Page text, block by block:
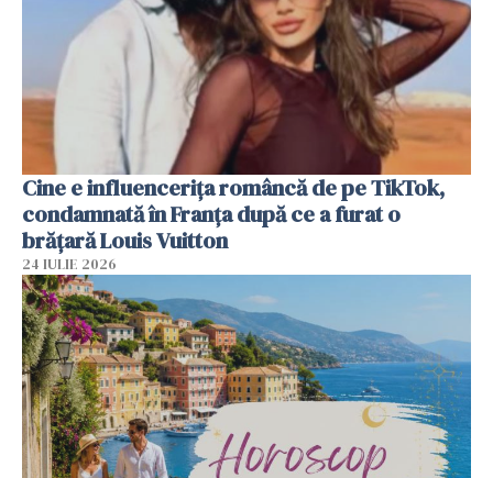
Cine e influencerița româncă de pe TikTok,
condamnată în Franța după ce a furat o
brățară Louis Vuitton
24 IULIE 2026